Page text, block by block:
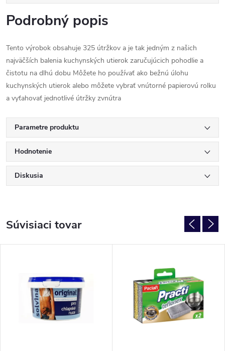
Podrobný popis
Tento výrobok obsahuje 325 útržkov a je tak jedným z našich
najväčších balenia kuchynských utierok zaručujúcich pohodlie a
čistotu na dlhú dobu Môžete ho používať ako bežnú úlohu
kuchynských utierok alebo môžete vybrať vnútorné papierovú rolku
a vyťahovať jednotlivé útržky zvnútra
Parametre produktu
Hodnotenie
Diskusia
Súvisiaci tovar